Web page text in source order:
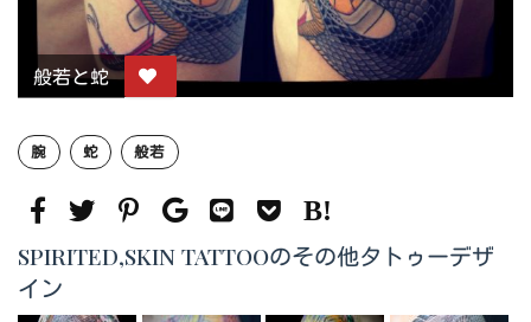
般若と蛇
腕 蛇 般若
SPIRITED,SKIN TATTOOのその他タトゥーデザ
イン